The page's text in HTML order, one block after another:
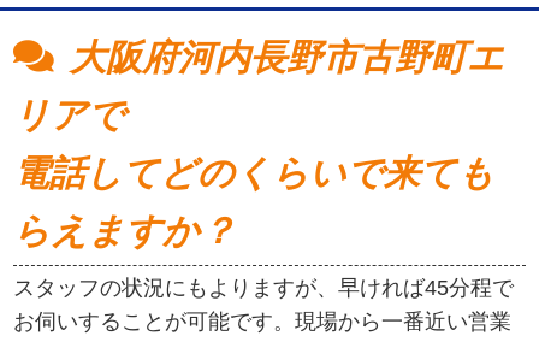
大阪府河内長野市古野町エ
リアで
電話してどのくらいで来ても
らえますか？
スタッフの状況にもよりますが、早ければ45分程で
お伺いすることが可能です。現場から一番近い営業